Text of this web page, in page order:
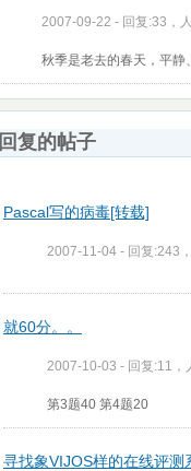
2007-09-22 - 回复:33，
秋季是老去的春天，平
回复的帖子
Pascal写的病毒[转载]
2007-11-04 - 回复:243
就60分。。
2007-10-03 - 回复:11，
第3题40 第4题20
寻找象VIJOS样的在线评测